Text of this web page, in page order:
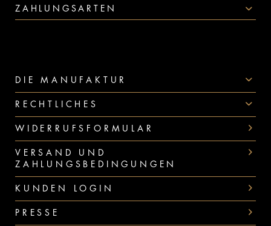
ZAHLUNGSARTEN
DIE MANUFAKTUR
RECHTLICHES
WIDERRUFSFORMULAR
VERSAND UND
ZAHLUNGSBEDINGUNGEN
KUNDEN LOGIN
PRESSE